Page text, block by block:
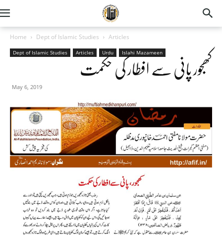
Home Dept of Islamic Studies Articles
Dept of Islamic Studies Articles Urdu Islahi Mazameen
کھجور پانی سے افطار کی حکمت
May 6, 2019